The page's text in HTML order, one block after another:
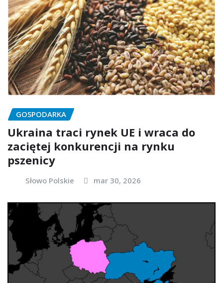
GOSPODARKA
Ukraina traci rynek UE i wraca do
zaciętej konkurencji na rynku
pszenicy
Słowo Polskie mar 30, 2026